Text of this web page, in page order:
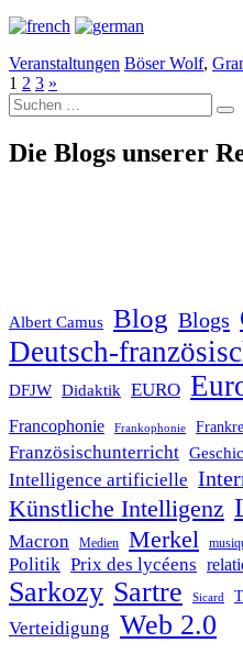
Veranstaltungen Böser Wolf,
1 2 3 »
Suche
nach:
Die Blogs unserer
Albert Camus Blog Blogs
Deutsch-
DFJW Didaktik EURO
Francophonie Frankophonie
Französischunterricht
Intelligence artificielle
Künstliche Intelligenz
Macron Medien Merkel
Politik Prix des lycéens
Sarkozy Sartre Sicard
Verteidigung Web 2.0